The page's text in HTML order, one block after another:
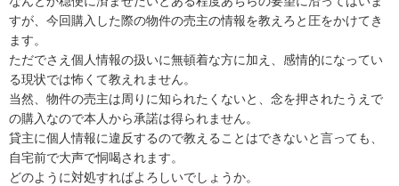
すが、今回購入した際の物件の売主の情報を教えろと圧をかけてき
ます。
ただでさえ個人情報の扱いに無頓着な方に加え、感情的になってい
る現状では怖くて教えれません。
当然、物件の売主は周りに知られたくないと、念を押されたうえで
の購入なので本人から承諾は得られません。
貸主に個人情報に違反するので教えることはできないと言っても、
自宅前で大声で恫喝されます。
どのように対処すればよろしいでしょうか。